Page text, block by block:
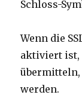
Schloss-
Wenn die
aktiviert ist,
werden.